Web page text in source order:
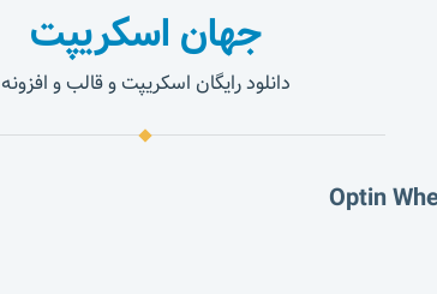
جهان اسکریپت
دانلود رایگان اسکریپت و قالب و افزونه